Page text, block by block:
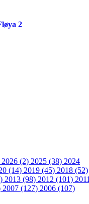
2
2026 (2) 2025 (38) 2024
(14) 2019 (45) 2018 (52)
2013 (98) 2012 (101)
2007 (127) 2006 (107)